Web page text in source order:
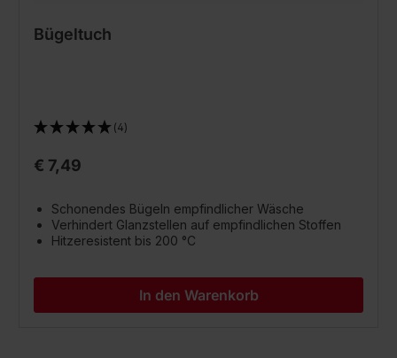
Bügeltuch
(4)
€ 7,49
Schonendes Bügeln empfindlicher Wäsche
Verhindert Glanzstellen auf empfindlichen Stoffen
Hitzeresistent bis 200 °C
In den Warenkorb